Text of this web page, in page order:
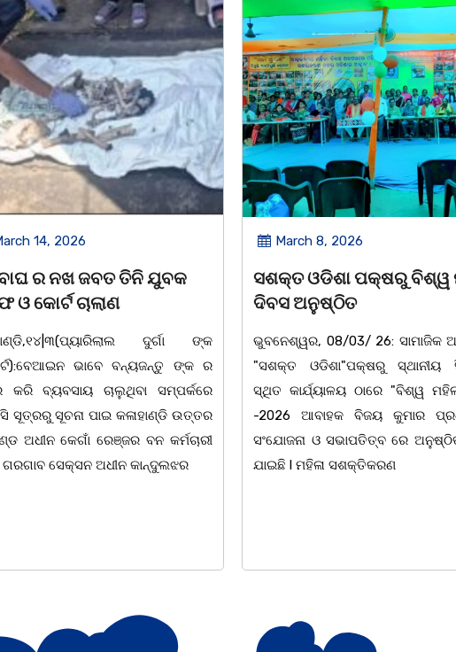
8, 2026
ଓଡିଶା ପକ୍ଷରୁ ବିଶ୍ୱ ମହିଳା
ଅନୁଷ୍ଠିତ
08/03/ 26: ସାମାଜିକ ଅନୁଷ୍ଠାନ
ଓଡିଶା"ପକ୍ଷରୁ ସ୍ଥାନୀୟ ସିଆରପି
ଠାରେ "ବିଶ୍ୱ ମହିଳା ଦିବସ
ଆବାହକ ବିଜୟ କୁମାର ପ୍ରଧାନଙ୍କ
ଓ ସଭାପତିତ୍ବ ରେ ଅନୁଷ୍ଠିତ ହୋଇ
l ମହିଳା ସଶକ୍ତିକରଣ
March 8, 2026
ଆନ୍ତର୍ଜାତୀୟ ମହିଳା ଦିବସ
ଉପଲକ୍ଷେ ନାଟକ ‘ଖାଣ୍ଟି ସୁନା’
ଚିଲିକା: ଆନ୍ତର୍ଜାତୀୟ ମହିଳା
ଅବସରରେ ବାଲୁଗାଁସ୍ଥିତ ମା'
ନିକେତନ ର ଓଡ଼ିଆ ଅସ୍ମିତା ଉପରେ
ନାଟକ "ଖାଣ୍ଟି ସୁନା" ଗୈ।ରୀ
ପ୍ରତିଷ୍ଠାନ, ଖୋର୍ଦ୍ଧା ଆନୁକୁଲ୍ୟରେ
ହୋଇଯାଇଛି। ଡ଼ଃ ପ୍ରଦୀପ ଭୈମିକ ଙ୍କ